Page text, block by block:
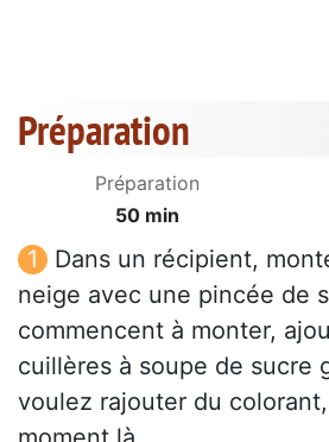
Préparation
Préparation
50 min
Dans un récipient,
neige avec une pincée de
commencent à monter,
cuillères à soupe de sucre
voulez rajouter du